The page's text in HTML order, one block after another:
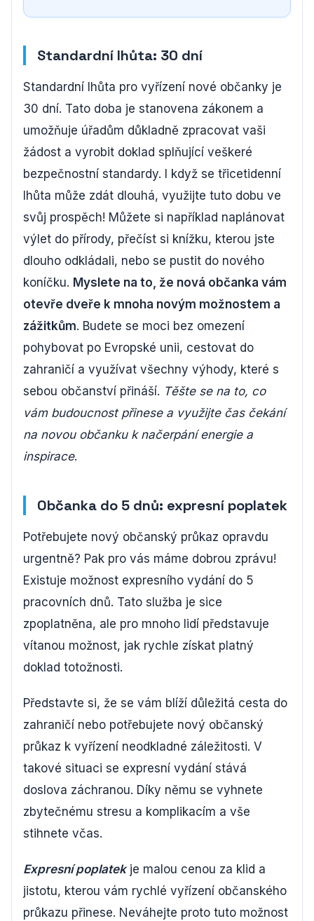
Standardní lhůta: 30 dní
Standardní lhůta pro vyřízení nové občanky je
30 dní. Tato doba je stanovena zákonem a
umožňuje úřadům důkladně zpracovat vaši
žádost a vyrobit doklad splňující veškeré
bezpečnostní standardy. I když se třicetidenní
lhůta může zdát dlouhá, využijte tuto dobu ve
svůj prospěch! Můžete si například naplánovat
výlet do přírody, přečíst si knížku, kterou jste
dlouho odkládali, nebo se pustit do nového
koníčku. Myslete na to, že nová občanka vám
otevře dveře k mnoha novým možnostem a
zážitkům. Budete se moci bez omezení
pohybovat po Evropské unii, cestovat do
zahraničí a využívat všechny výhody, které s
sebou občanství přináší. Těšte se na to, co
vám budoucnost přinese a využijte čas čekání
na novou občanku k načerpání energie a
inspirace.
Občanka do 5 dnů: expresní poplatek
Potřebujete nový občanský průkaz opravdu
urgentně? Pak pro vás máme dobrou zprávu!
Existuje možnost expresního vydání do 5
pracovních dnů. Tato služba je sice
zpoplatněna, ale pro mnoho lidí představuje
vítanou možnost, jak rychle získat platný
doklad totožnosti.
Představte si, že se vám blíží důležitá cesta do
zahraničí nebo potřebujete nový občanský
průkaz k vyřízení neodkladné záležitosti. V
takové situaci se expresní vydání stává
doslova záchranou. Díky němu se vyhnete
zbytečnému stresu a komplikacím a vše
stihnete včas.
Expresní poplatekje malou cenou za klid a
jistotu, kterou vám rychlé vyřízení občanského
průkazu přinese. Neváhejte proto tuto možnost